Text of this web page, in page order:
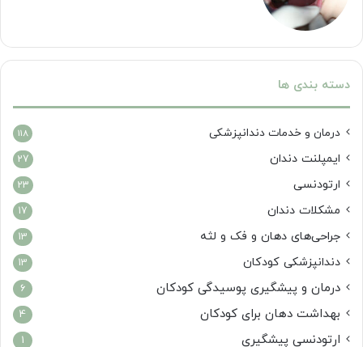
دسته بندی ها
درمان‌ و خدمات دندانپزشکی 118
ایمپلنت دندان 27
ارتودنسی 23
مشکلات دندان 17
جراحی‌های دهان و فک و لثه 13
دندانپزشکی کودکان 13
درمان و پیشگیری پوسیدگی کودکان 6
بهداشت دهان برای کودکان 4
ارتودنسی پیشگیری 1